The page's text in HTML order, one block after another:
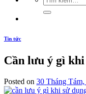
Tin tức
Cần lưu ý gì
Posted on 30 Tháng